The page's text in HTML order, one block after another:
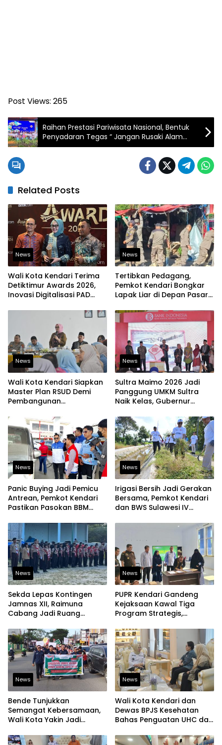
Post Views: 265
Raihan Prestasi Pariwisata Nasional, Bentuk
Penyadaran Tegas “ Jangan Rusaki Alam
Desa Namu “
Related Posts
News
Wali Kota Kendari Terima
Detiktimur Awards 2026,
Inovasi Digitalisasi PAD
News
Tertibkan Pedagang,
Pemkot Kendari Bongkar
Lapak Liar di Depan Pasar
News
Wali Kota Kendari Siapkan
Master Plan RSUD Demi
Pembangunan
News
Sultra Maimo 2026 Jadi
Panggung UMKM Sultra
Naik Kelas, Gubernur
Tembus Pasar Ekspor
News
Panic Buying Jadi Pemicu
Antrean, Pemkot Kendari
Pastikan Pasokan BBM
News
Irigasi Bersih Jadi Gerakan
Bersama, Pemkot Kendari
dan BWS Sulawesi IV
Pangan
News
Sekda Lepas Kontingen
Jamnas XII, Raimuna
Cabang Jadi Ruang
dan Berjiwa Pemimpin
News
PUPR Kendari Gandeng
Kejaksaan Kawal Tiga
Program Strategis,
Bangun Infrastruktur
Berintegritas
News
Bende Tunjukkan
Semangat Kebersamaan,
Wali Kota Yakin Jadi
Lain
News
Wali Kota Kendari dan
Dewas BPJS Kesehatan
Bahas Penguatan UHC dan
Kesehatan